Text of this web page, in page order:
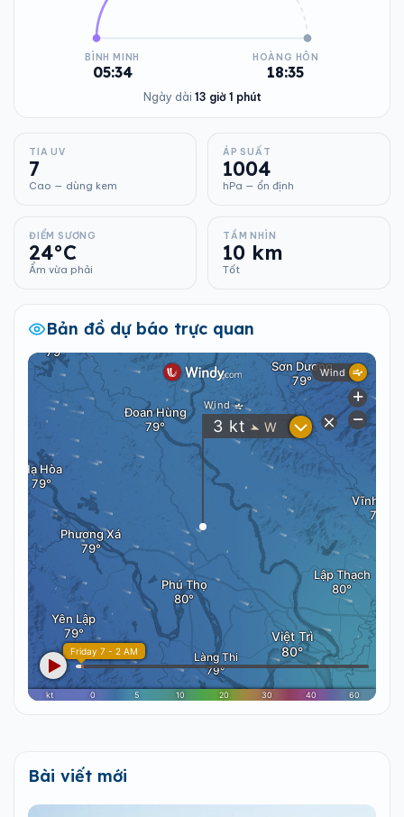
BÌNH MINH
05:34
HOÀNG HÔN
18:35
Ngày dài 13 giờ 1 phút
TIA UV
7
Cao — dùng kem
ÁP SUẤT
1004
hPa — ổn định
ĐIỂM SƯƠNG
24°C
Ẩm vừa phải
TẦM NHÌN
10 km
Tốt
Bản đồ dự báo trực quan
Bài viết mới